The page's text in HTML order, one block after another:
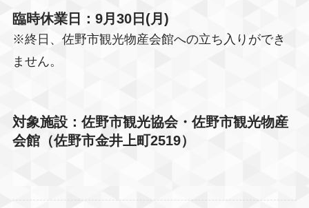
臨時休業日：9月30日(月)
※終日、佐野市観光物産会館への立ち入りができ
ません。
対象施設：佐野市観光協会・佐野市観光物産
会館（佐野市金井上町2519）